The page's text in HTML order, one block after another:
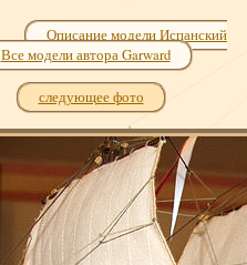
Описание модели Испанский
Все модели автора Garward
следующее фото